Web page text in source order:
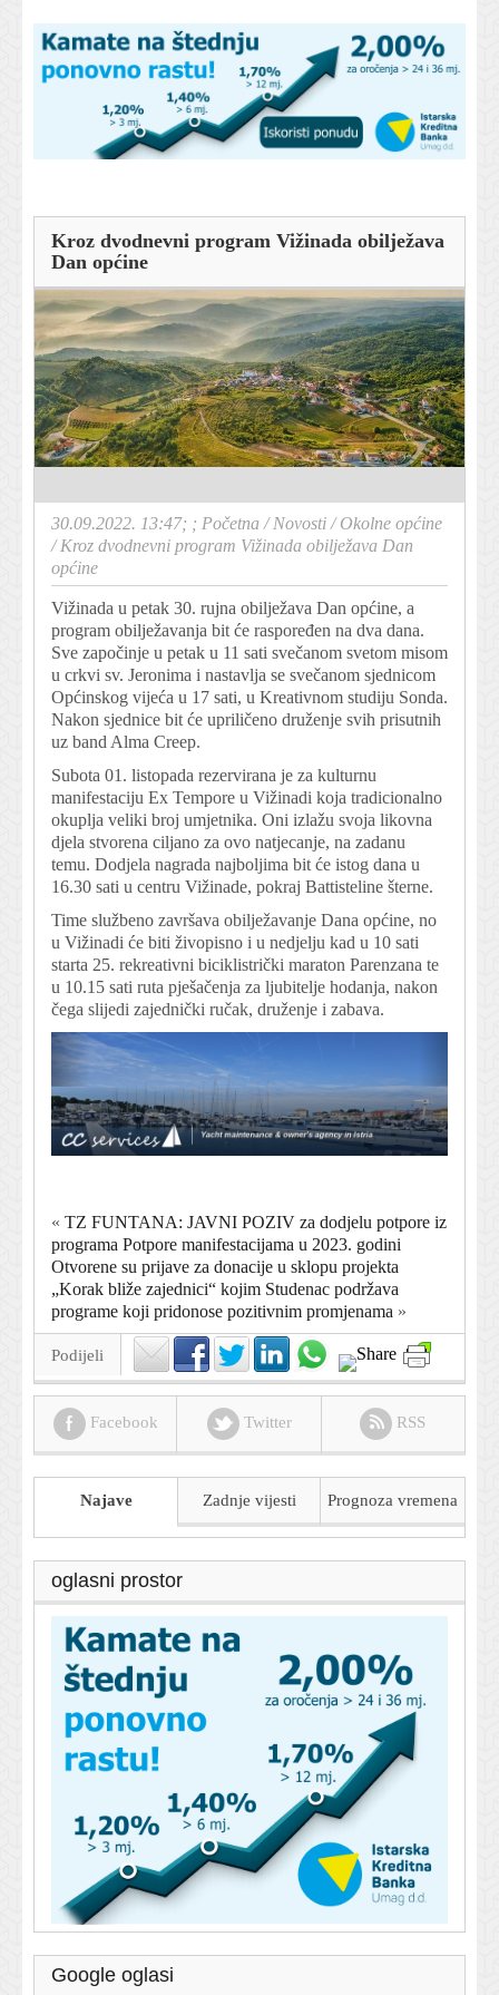
Kroz dvodnevni program Vižinada obilježava
Dan općine
30.09.2022. 13:47; ; Početna /Novosti /Okolne općine
/Kroz dvodnevni program Vižinada obilježava Dan
općine
Vižinada u petak 30. rujna obilježava Dan općine, a
program obilježavanja bit će raspoređen na dva dana.
Sve započinje u petak u 11 sati svečanom svetom misom
u crkvi sv. Jeronima i nastavlja se svečanom sjednicom
Općinskog vijeća u 17 sati, u Kreativnom studiju Sonda.
Nakon sjednice bit će upriličeno druženje svih prisutnih
uz band Alma Creep.
Subota 01. listopada rezervirana je za kulturnu
manifestaciju Ex Tempore u Vižinadi koja tradicionalno
okuplja veliki broj umjetnika. Oni izlažu svoja likovna
djela stvorena ciljano za ovo natjecanje, na zadanu
temu. Dodjela nagrada najboljima bit će istog dana u
16.30 sati u centru Vižinade, pokraj Battisteline šterne.
Time službeno završava obilježavanje Dana općine, no
u Vižinadi će biti živopisno i u nedjelju kad u 10 sati
starta 25. rekreativni biciklistrički maraton Parenzana te
u 10.15 sati ruta pješačenja za ljubitelje hodanja, nakon
čega slijedi zajednički ručak, druženje i zabava.
« TZ FUNTANA: JAVNI POZIV za dodjelu potpore iz
programa Potpore manifestacijama u 2023. godini
Otvorene su prijave za donacije u sklopu projekta
„Korak bliže zajednici“ kojim Studenac podržava
programe koji pridonose pozitivnim promjenama »
Podijeli
Facebook Twitter RSS
Najave Zadnje vijesti Prognoza vremena
oglasni prostor
Google oglasi